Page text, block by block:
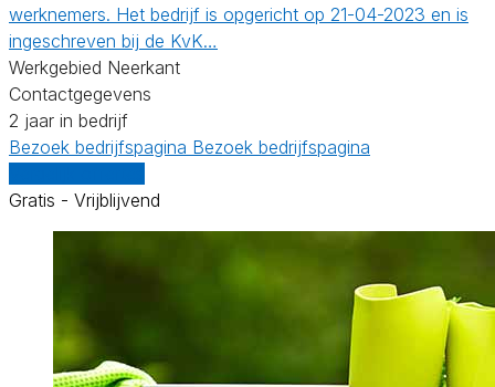
werknemers. Het bedrijf is opgericht op 21-04-2023 en is
ingeschreven bij de KvK…
Werkgebied Neerkant
Contactgegevens
2 jaar in bedrijf
Bezoek bedrijfspagina Bezoek bedrijfspagina
Gratis - Vrijblijvend